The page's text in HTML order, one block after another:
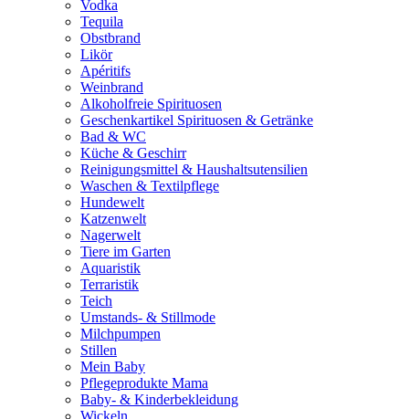
Vodka
Tequila
Obstbrand
Likör
Apéritifs
Weinbrand
Alkoholfreie Spirituosen
Geschenkartikel Spirituosen & Getränke
Bad & WC
Küche & Geschirr
Reinigungsmittel & Haushaltsutensilien
Waschen & Textilpflege
Hundewelt
Katzenwelt
Nagerwelt
Tiere im Garten
Aquaristik
Terraristik
Teich
Umstands- & Stillmode
Milchpumpen
Stillen
Mein Baby
Pflegeprodukte Mama
Baby- & Kinderbekleidung
Wickeln